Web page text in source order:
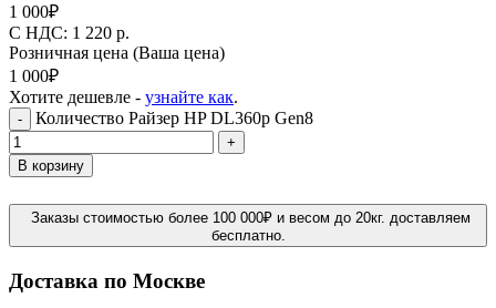
1 000₽
C НДС: 1 220 р.
Розничная цена (Ваша цена)
1 000₽
Хотите дешевле - узнайте как.
- Количество Райзер HP DL360p Gen8
+
В корзину
Заказы стоимостью более 100 000₽ и весом до 20кг. доставляем
бесплатно.
Доставка по Москве